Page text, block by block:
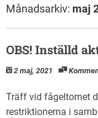
Månadsarkiv: maj
OBS! Inställd
2 maj, 2021
Träff vid fågeltornet
restriktionerna i